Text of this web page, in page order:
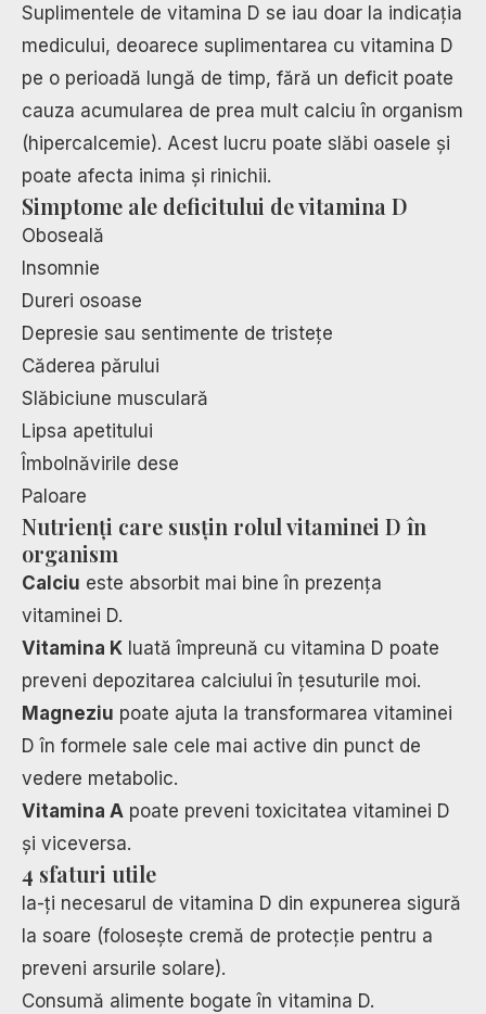
Suplimentele de vitamina D se iau doar la indicația
medicului, deoarece suplimentarea cu vitamina D
pe o perioadă lungă de timp, fără un deficit poate
cauza acumularea de prea mult calciu în organism
(hipercalcemie). Acest lucru poate slăbi oasele și
poate afecta inima și rinichii.
Simptome ale deficitului de vitamina D
Oboseală
Insomnie
Dureri osoase
Depresie sau sentimente de tristețe
Căderea părului
Slăbiciune musculară
Lipsa apetitului
Îmbolnăvirile dese
Paloare
Nutrienți care susțin rolul vitaminei D în
organism
Calciu este absorbit mai bine în prezența
vitaminei D.
Vitamina K luată împreună cu vitamina D poate
preveni depozitarea calciului în țesuturile moi.
Magneziu poate ajuta la transformarea vitaminei
D în formele sale cele mai active din punct de
vedere metabolic.
Vitamina A poate preveni toxicitatea vitaminei D
și viceversa.
4 sfaturi utile
Ia-ți necesarul de vitamina D din expunerea sigură
la soare (folosește cremă de protecție pentru a
preveni arsurile solare).
Consumă alimente bogate în vitamina D.